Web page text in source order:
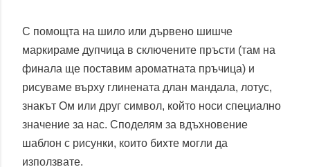
С помощта на шило или дървено шишче
маркираме дупчица в сключените пръсти (там на
финала ще поставим ароматната пръчица) и
рисуваме върху глинената длан мандала, лотус,
знакът Ом или друг символ, който носи специално
значение за нас. Споделям за вдъхновение
шаблон с рисунки, които бихте могли да
използвате.